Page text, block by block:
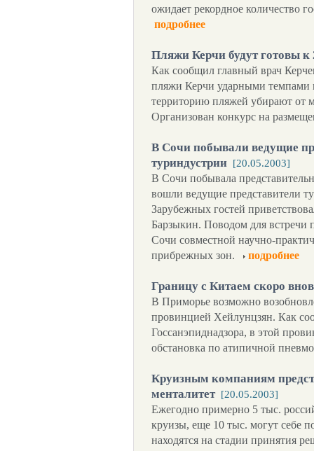
ожидает рекордное количество
подробнее
Пляжи Керчи будут готовы к
Как сообщил главный врач
пляжи Керчи ударными темпами
территорию пляжей убирают от
Организован конкурс на
В Сочи побывали ведущие
туриндустрии [20.05.2003]
В Сочи побывала
вошли ведущие представители
Зарубежных гостей
Барзыкин. Поводом для встречи
Сочи совместной научно-
прибрежных зон.
подробнее
Границу с Китаем скоро
В Приморье возможно
провинцией Хейлунцзян. Как
Госсанэпиднадзора, в этой
обстановка по атипичной
Круизным компаниям
менталитет [20.05.2003]
Ежегодно примерно 5 тыс.
круизы, еще 10 тыс. могут себе
находятся на стадии принятия